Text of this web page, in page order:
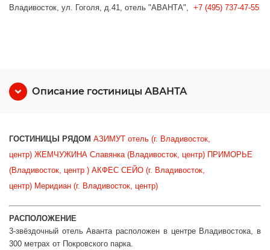
Владивосток, ул. Гоголя, д.41, отель "АВАНТА", +7 (495) 737-47-55
Описание гостиницы АВАНТА
ГОСТИНИЦЫ РЯДОМ АЗИМУТ отель (г. Владивосток,
центр) ЖЕМЧУЖИНА Славянка (Владивосток, центр) ПРИМОРЬЕ
(Владивосток, центр ) АКФЕС СЕЙО (г. Владивосток,
центр) Меридиан (г. Владивосток, центр)
РАСПОЛОЖЕНИЕ
3-звёздочный отель Аванта расположен в центре Владивостока, в
300 метрах от Покровского парка.